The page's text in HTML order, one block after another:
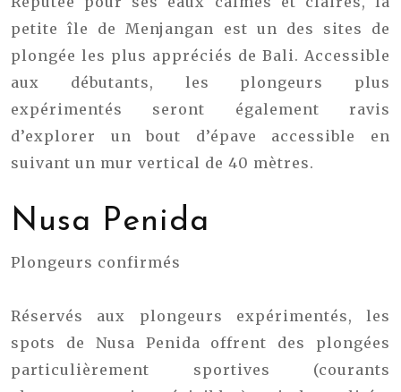
petite île de Menjangan est un des sites de
plongée les plus appréciés de Bali. Accessible
aux débutants, les plongeurs plus
expérimentés seront également ravis
d’explorer un bout d’épave accessible en
suivant un mur vertical de 40 mètres.
Nusa Penida
Plongeurs confirmés
Réservés aux plongeurs expérimentés, les
spots de Nusa Penida offrent des plongées
particulièrement sportives (courants